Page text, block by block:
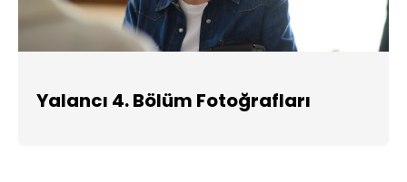
Yalancı 4. Bölüm Fotoğrafları